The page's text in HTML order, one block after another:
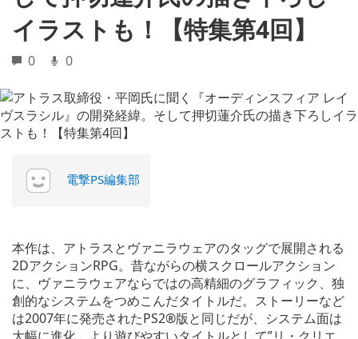
イラストも！【特集第4回】
0 0
電撃PS編集部
本作は、アトラスとヴァニラウェアのタッグで展開される
2DアクションRPG。昔ながらの横スクロールアクション
に、ヴァニラウェアならではの高精細のグラフィック、独
創的なシステムをつめこんだタイトルだ。ストーリーなど
は2007年に発売されたPS2®版と同じだが、システム面は
大幅に進化。より遊びやすいタイトルとして”リ・クリエ